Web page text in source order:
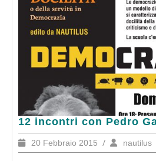
12 incontri con Pedro
12
incontri
con20 Febbraio 2015 20
Febbraio
/ nautilus